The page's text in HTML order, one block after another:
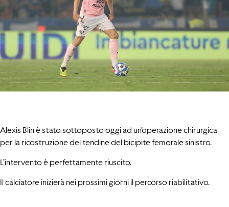
Alexis Blin è stato sottoposto oggi ad un’operazione chirurgica
per la ricostruzione del tendine del bicipite femorale sinistro.
L’intervento è perfettamente riuscito.
Il calciatore inizierà nei prossimi giorni il percorso riabilitativo.